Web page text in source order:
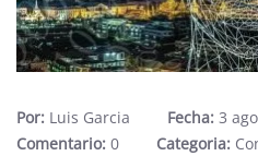
Por: Luis Garcia Fecha: 3
Comentario: 0 Categoria: